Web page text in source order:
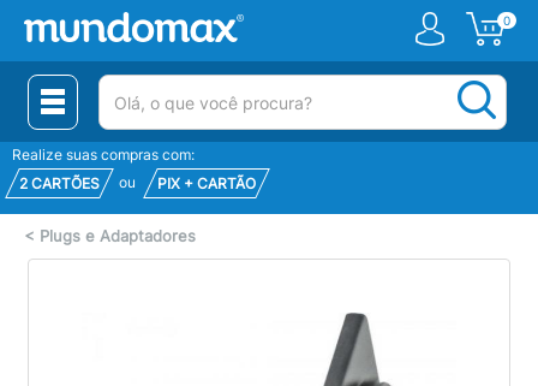
0
(pesquisar)
Realize suas compras com:
2 CARTÕES
ou PIX + CARTÃO
< Plugs e Adaptadores